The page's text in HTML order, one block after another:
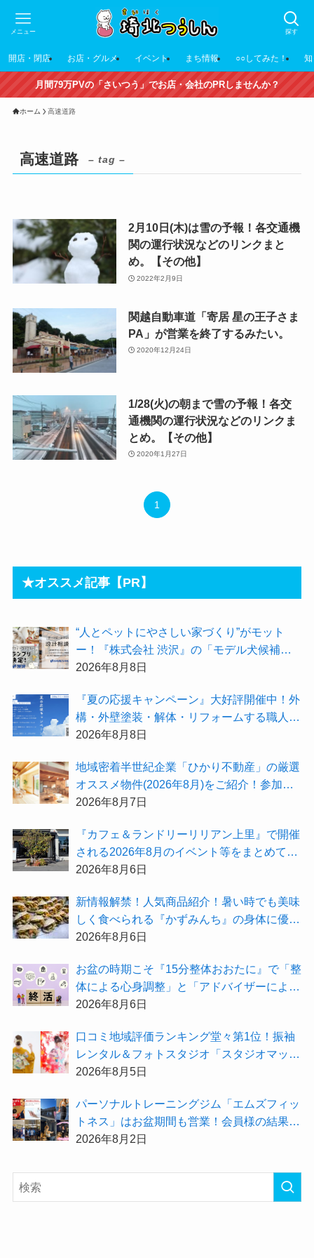
探す
メニュー
開店・閉店 お店・グルメ イベント まち情報 ○○してみた！
月間79万PVの「さいつう」でお店・会社のPRしませんか？
ホーム 高速道路
高速道路 – tag –
2月10日(木)は雪の予報！各交通機
関の運行状況などのリンクまと
め。【その他】
2022年2月9日
関越自動車道「寄居 星の王子さま
PA」が営業を終了するみたい。
2020年12月24日
1/28(火)の朝まで雪の予報！各交
通機関の運行状況などのリンクま
とめ。【その他】
2020年1月27日
1
★オススメ記事【PR】
“人とペットにやさしい家づくり”がモット
ー！『株式会社 渋沢』の「モデル犬候補」
が選出されました★『テーマ別 住宅相談
2026年8月8日
『夏の応援キャンペーン』大好評開催中！外
構・外壁塗装・解体・リフォームする職人を
探すなら『街の職人さん.com』がオススメ
2026年8月8日
地域密着半世紀企業「ひかり不動産」の厳選
オススメ物件(2026年8月)をご紹介！参加費
無料『”木の家”新潟工場見学会』のご予約も
2026年8月7日
『カフェ＆ランドリーリリアン上里』で開催
される2026年8月のイベント等をまとめてご
紹介！
2026年8月6日
新情報解禁！人気商品紹介！暑い時でも美味
しく食べられる『かずみんち』の身体に優し
い天然酵母手作り減塩パンを召し上がれ♪
2026年8月6日
お盆の時期こそ『15分整体おおたに』で「整
体による心身調整」と「アドバイザーによる
身辺整理の準備」をしてみませんか？
2026年8月6日
⼝コミ地域評価ランキング堂々第1位！振袖
レンタル＆フォトスタジオ「スタジオマック
ス」がお得な『2026年8月限定キャンペー
2026年8月5日
パーソナルトレーニングジム「エムズフィッ
トネス」はお盆期間も営業！会員様の結果を
大公開★
2026年8月2日